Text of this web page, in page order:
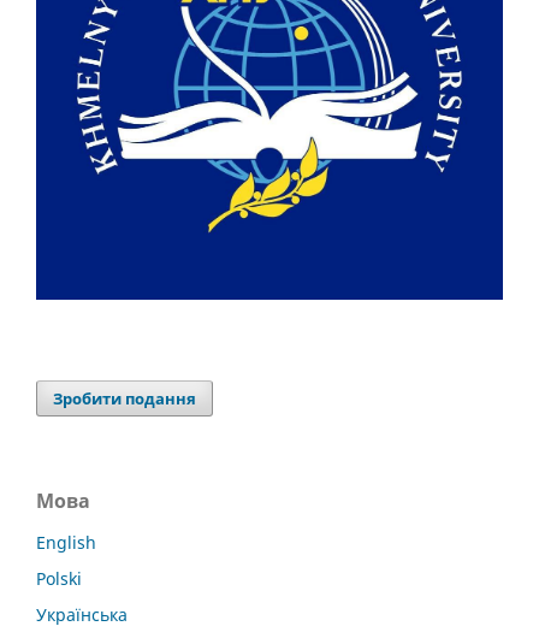
Зробити подання
Мова
English
Polski
Українська